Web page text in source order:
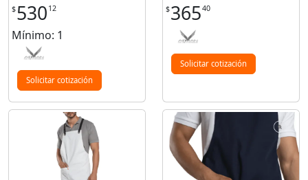
$530 12
Mínimo: 1
Solicitar cotización
$36540
Solicitar cotización